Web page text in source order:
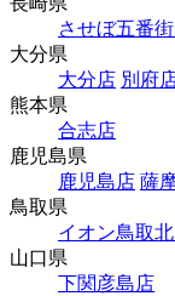
させぼ五番
大分県
大分店 別府
熊本県
合志店
鹿児島県
鹿児島店 薩
鳥取県
イオン鳥取
山口県
下関彦島店